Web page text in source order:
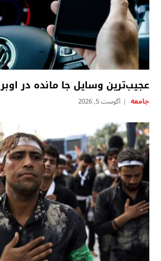
عجیب‌ترین وسایل جا مانده در اوبر
جامعه آگوست 5, 2026